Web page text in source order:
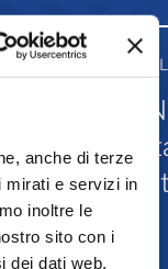
anche di terze
mirati e servizi in
inoltre le
sito con i
dei dati web,
31